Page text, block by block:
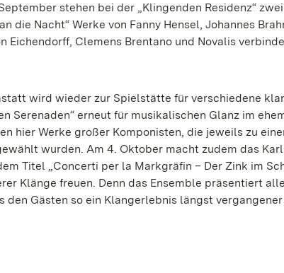
stehen bei der „Klingenden Residenz“
die Nacht“ Werke von Fanny Hensel, Johannes
Eichendorff, Clemens Brentano und Novalis
wird wieder zur Spielstätte für verschiedene
Serenaden“ erneut für musikalischen Glanz im
hier Werke großer Komponisten, die jeweils zu
wurden. Am 4. Oktober macht zudem das
Titel „Concerti per la Markgräfin – Der Zink im
Klänge freuen. Denn das Ensemble präsentiert
den Gästen so ein Klangerlebnis längst